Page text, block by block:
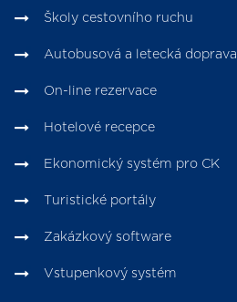
Školy cestovního ruchu
Autobusová a letecká doprava
On-line rezervace
Hotelové recepce
Ekonomický systém pro CK
Turistické portály
Zakázkový software
Vstupenkový systém